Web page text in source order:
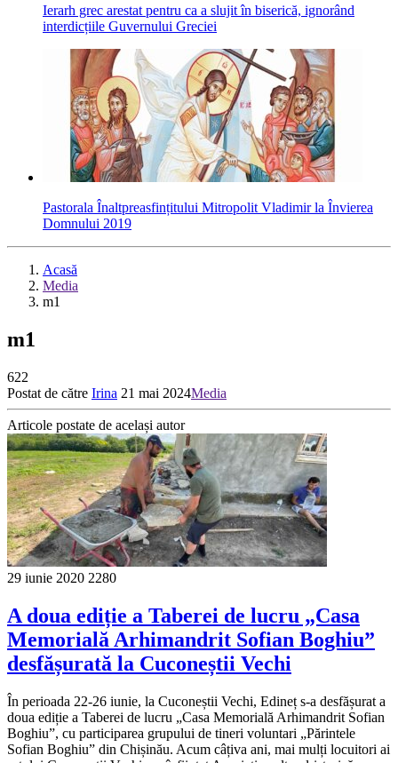
Ierarh grec arestat pentru ca a slujit în biserică, ignorând
interdicțiile Guvernului Greciei
Pastorala Înaltpreasfințitului Mitropolit Vladimir la Învierea
Domnului 2019
Acasă
Media
m1
m1
622
Postat de către Irina 21 mai 2024Media
Articole postate de același autor
29 iunie 2020 2280
A doua ediție a Taberei de lucru „Casa
Memorială Arhimandrit Sofian Boghiu”
desfășurată la Cuconeștii Vechi
În perioada 22-26 iunie, la Cuconeștii Vechi, Edineț s-a desfășurat a
doua ediție a Taberei de lucru „Casa Memorială Arhimandrit Sofian
Boghiu”, cu participarea grupului de tineri voluntari „Părintele
Sofian Boghiu” din Chișinău. Acum câțiva ani, mai mulți locuitori ai